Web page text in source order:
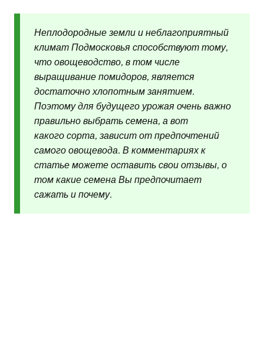
Неплодородные земли и неблагоприятный
климат Подмосковья способствуют тому,
что овощеводство, в том числе
выращивание помидоров, является
достаточно хлопотным занятием.
Поэтому для будущего урожая очень важно
правильно выбрать семена, а вот
какого сорта, зависит от предпочтений
самого овощевода. В комментариях к
статье можете оставить свои отзывы, о
том какие семена Вы предпочитает
сажать и почему.